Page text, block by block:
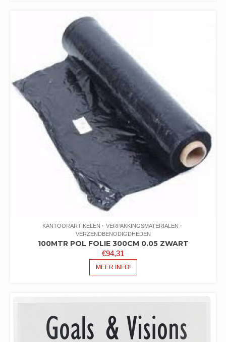
KANTOORARTIKELEN
VERPAKKINGSMATERIALEN
VERZENDBENODIGDHEDEN
100MTR POL FOLIE 300CM 0.05 ZWART
€94,31
MEER INFO!